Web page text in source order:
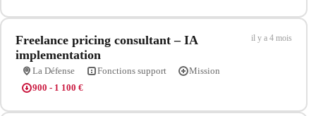
Freelance pricing consultant – IA
implementation
il y a 4 mois
La Défense Fonctions support
Mission
900 - 1 100 €